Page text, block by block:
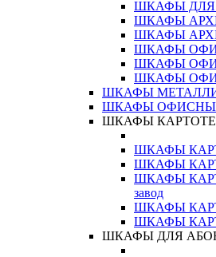
ШКАФЫ ДЛЯ
ШКАФЫ
ШКАФЫ
ШКАФЫ
ШКАФЫ
ШКАФЫ
ШКАФЫ
ШКАФЫ
ШКАФЫ
ШКАФЫ
ШКАФЫ
ШКАФЫ
завод
ШКАФЫ
ШКАФЫ
ШКАФЫ ДЛЯ